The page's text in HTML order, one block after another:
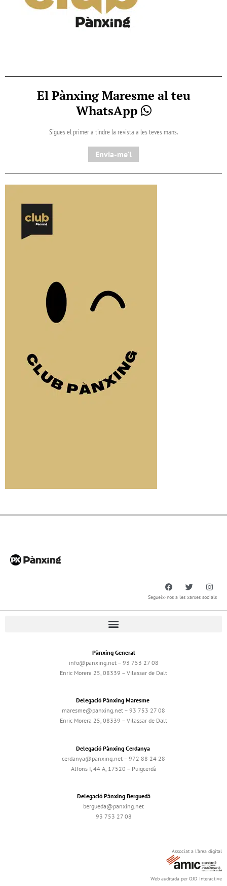
El Pànxing Maresme al teu
WhatsApp
Sigues el primer a tindre la revista a les teves mans.
Envia-me'l
Segueix-nos a les xarxes socials
Pànxing General
info@panxing.net – 93 753 27 08
Enric Morera 25, 08339 – Vilassar de Dalt
Delegació Pànxing Maresme
maresme@panxing.net – 93 753 27 08
Enric Morera 25, 08339 – Vilassar de Dalt
Delegació Pànxing Cerdanya
cerdanya@panxing.net – 972 88 24 28
Alfons I, 44 A, 17520 – Puigcerdà
Delegació Pànxing Berguedà
bergueda@panxing.net
93 753 27 08
Associat a l'àrea digital
Web auditada per OJD Interactive